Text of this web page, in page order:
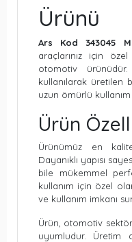
Ürünü
Ars Kod 343045
araçlarınız için
otomotiv
kullanılarak üretilen
uzun ömürlü kullanım
Ürün
Ürünümüz en
Dayanıklı yapısı
bile mükemmel
kullanım için özel
ve kullanım imkanı
Ürün, otomotiv
uyumludur. Üretim